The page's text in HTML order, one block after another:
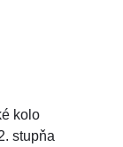
kolo
stupňa